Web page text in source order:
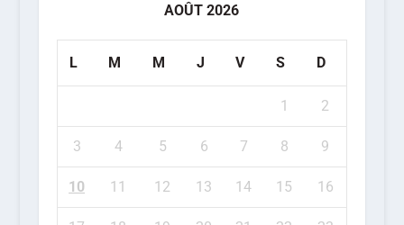
AOÛT 2026
L M M J V S D
1 2
3 4 5 6 7 8 9
10 11 12 13 14 15 16